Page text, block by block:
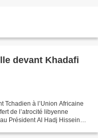
devant Khadafi
Tchadien à l’Union Africaine
de l’atrocité libyenne
Président Al Hadj Hissein